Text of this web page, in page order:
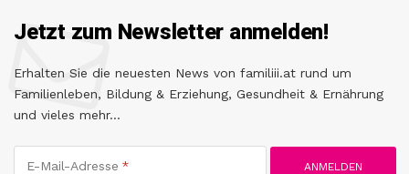
Jetzt zum Newsletter anmelden!
Erhalten Sie die neuesten News von familiii.at rund um
Familienleben, Bildung & Erziehung, Gesundheit & Ernährung
und vieles mehr...
E-Mail-Adresse